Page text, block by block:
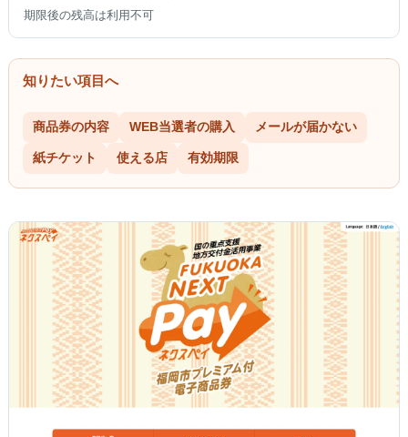
期限後の残高は利用不可
知りたい項目へ
商品券の内容 WEB当選者の購入 メールが届かない
紙チケット 使える店 有効期限